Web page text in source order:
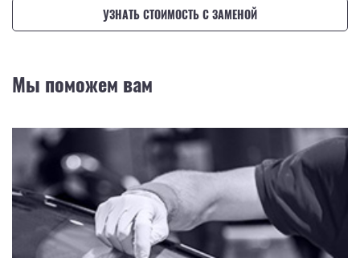
УЗНАТЬ СТОИМОСТЬ С ЗАМЕНОЙ
Мы поможем вам